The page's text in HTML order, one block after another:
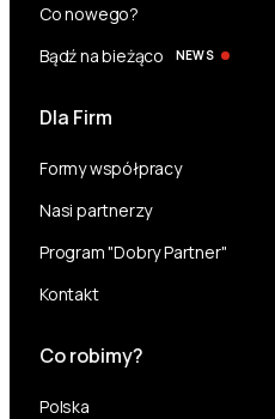
Co nowego?
Bądź na bieżąco
NEWS
Dla Firm
Formy współpracy
Nasi partnerzy
Program "Dobry Partner"
Kontakt
Co robimy?
Polska